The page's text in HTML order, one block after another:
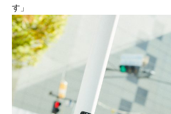
す」